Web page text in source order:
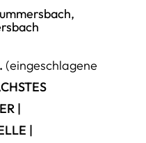
(eingeschlagene
|
|